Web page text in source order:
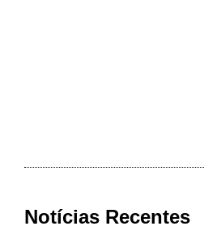
Notícias Recentes